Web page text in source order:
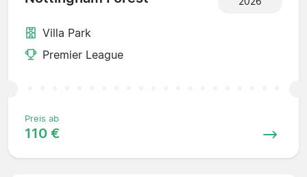
Villa Park
Premier League
Preis ab
110 €